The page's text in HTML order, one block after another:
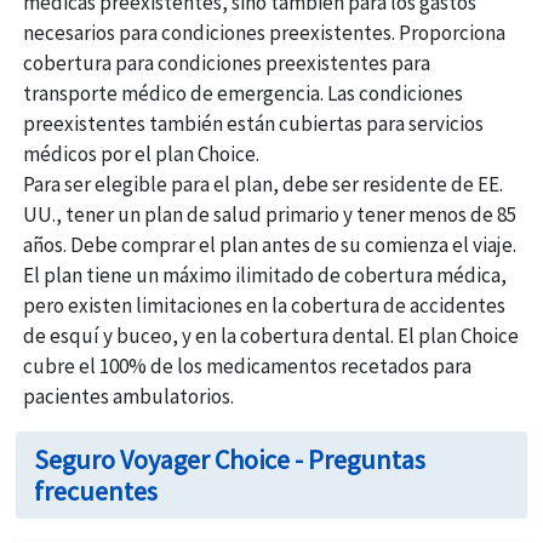
Hasta $25K
Transporte médico de emergencia
Hasta $500K
Cobertura de equipaje y efectos personales
Beneficio máximo de $500 por Período de Viaje y beneficio
máximo limitado a $100 por maleta o Efecto Personalt
Interrupción del viaje posterior a la salida
$500 por Período de Viaje
Cobertura de cuarentena por interrupción de viaje
para los residentes de Dakota del Sur)
Beneficio máximo de $50 por día, hasta 10 días
necesarios para condiciones preexistentes. Proporciona
cobertura para condiciones preexistentes para
transporte médico de emergencia. Las condiciones
preexistentes también están cubiertas para servicios
médicos por el plan Choice.
Para ser elegible para el plan, debe ser residente de EE.
UU., tener un plan de salud primario y tener menos de 85
años. Debe comprar el plan antes de su comienza el viaje.
El plan tiene un máximo ilimitado de cobertura médica,
pero existen limitaciones en la cobertura de accidentes
de esquí y buceo, y en la cobertura dental. El plan Choice
cubre el 100% de los medicamentos recetados para
pacientes ambulatorios.
Seguro Voyager Choice - Preguntas
frecuentes